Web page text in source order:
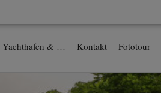
Yachthafen & … Kontakt Fototour